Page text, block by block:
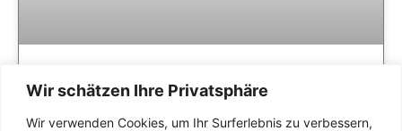
Wir schätzen Ihre Privatsphäre
Wir verwenden Cookies, um Ihr Surferlebnis zu verbessern,
Die aktuell 10 wichtigsten Social Media Trends​
🎨 Experten Rat WEITER LESEN »